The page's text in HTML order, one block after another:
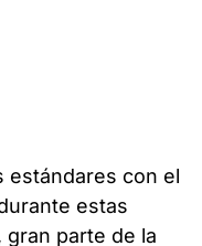
estándares con el
estas
gran parte de la